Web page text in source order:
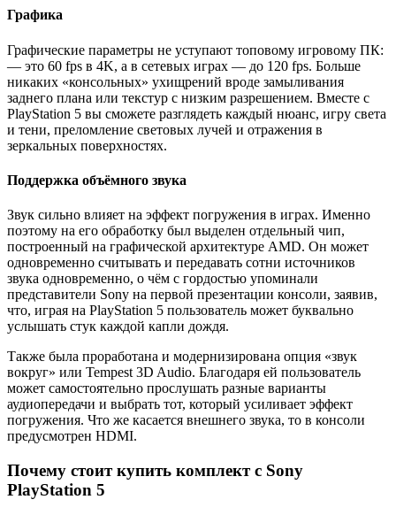
Графика
Графические параметры не уступают топовому игровому ПК:
— это 60 fps в 4K, а в сетевых играх — до 120 fps. Больше
никаких «консольных» ухищрений вроде замыливания
заднего плана или текстур с низким разрешением. Вместе с
PlayStation 5 вы сможете разглядеть каждый нюанс, игру света
и тени, преломление световых лучей и отражения в
зеркальных поверхностях.
Поддержка объёмного звука
Звук сильно влияет на эффект погружения в играх. Именно
поэтому на его обработку был выделен отдельный чип,
построенный на графической архитектуре AMD. Он может
одновременно считывать и передавать сотни источников
звука одновременно, о чём с гордостью упоминали
представители Sony на первой презентации консоли, заявив,
что, играя на PlayStation 5 пользователь может буквально
услышать стук каждой капли дождя.
Также была проработана и модернизирована опция «звук
вокруг» или Tempest 3D Audio. Благодаря ей пользователь
может самостоятельно прослушать разные варианты
аудиопередачи и выбрать тот, который усиливает эффект
погружения. Что же касается внешнего звука, то в консоли
предусмотрен HDMI.
Почему стоит купить комплект с Sony
PlayStation 5